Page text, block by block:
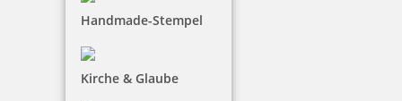
Handmade-Stempel
Kirche & Glaube